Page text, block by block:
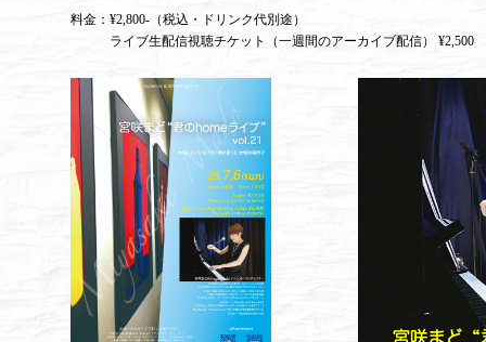
料金：¥2,800-（税込・ドリンク代別途）
ライブ生配信視聴チケット（一週間のアーカイブ配信） ¥2,500